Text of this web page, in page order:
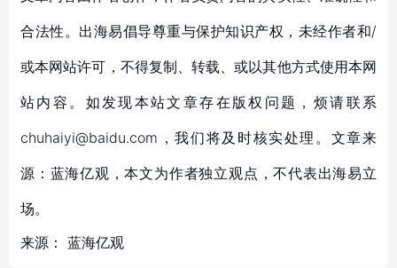
合法性。出海易倡导尊重与保护知识产权，未经作者和/
或本网站许可，不得复制、转载、或以其他方式使用本网
站内容。如发现本站文章存在版权问题，烦请联系
chuhaiyi@baidu.com，我们将及时核实处理。文章来
源：蓝海亿观，本文为作者独立观点，不代表出海易立
场。
来源： 蓝海亿观